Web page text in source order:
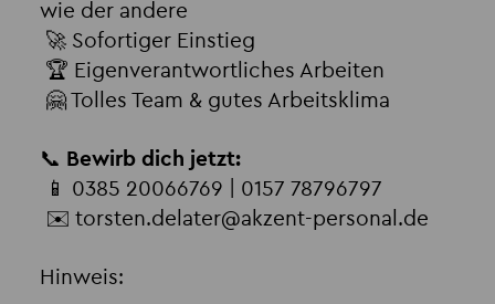
wie der andere
🚀 Sofortiger Einstieg
🏆 Eigenverantwortliches Arbeiten
🤗 Tolles Team & gutes Arbeitsklima
📞 Bewirb dich jetzt:
📱 0385 20066769 | 0157 78796797
✉️ torsten.delater@akzent-personal.de
Hinweis: